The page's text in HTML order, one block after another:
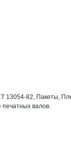
13054-82,
печатных валов.